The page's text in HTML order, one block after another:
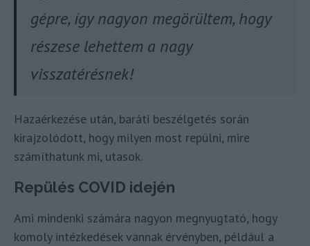
gépre, így nagyon megörültem, hogy
részese lehettem a nagy
visszatérésnek!
Hazaérkezése után, baráti beszélgetés során
kirajzolódott, hogy milyen most repülni, mire
számíthatunk mi, utasok.
Repülés COVID idején
Ami mindenki számára nagyon megnyugtató, hogy
komoly intézkedések vannak érvényben, például a